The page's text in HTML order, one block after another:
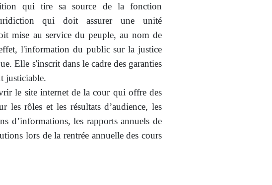
qui tire sa source de la fonction
qui doit assurer une unité
mise au service du peuple, au nom de
l'information du public sur la justice
Elle s'inscrit dans le cadre des garanties
justiciable.
le site internet de la cour qui offre des
les rôles et les résultats d’audience, les
d’informations, les rapports annuels de
lors de la rentrée annuelle des cours